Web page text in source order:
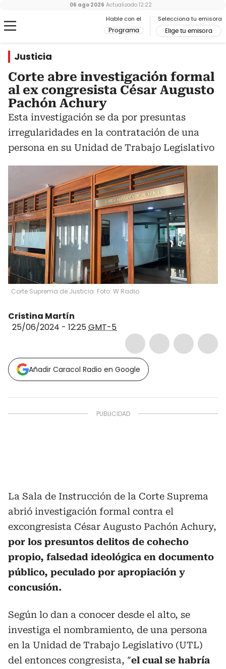
Hable con el
Programa
Selecciona tu emisora
Elige tu emisora
06 ago 2026 Actualizado 12:22
Justicia
Corte abre investigación formal
al ex congresista César Augusto
Pachón Achury
Esta investigación se da por presuntas
irregularidades en la contratación de una
persona en su Unidad de Trabajo Legislativo
Corte Suprema de Justicia. Foto: W Radio
Cristina Martín
25/06/2024 - 12:25GMT-5
Añadir Caracol Radio en Google
La Sala de Instrucción de la Corte Suprema
abrió investigación formal contra el
excongresista César Augusto Pachón Achury,
por los presuntos delitos de cohecho
propio, falsedad ideológica en documento
público, peculado por apropiación y
concusión.
Según lo dan a conocer desde el alto, se
investiga el nombramiento, de una persona
en la Unidad de Trabajo Legislativo (UTL)
del entonces congresista, ″el cual se habría